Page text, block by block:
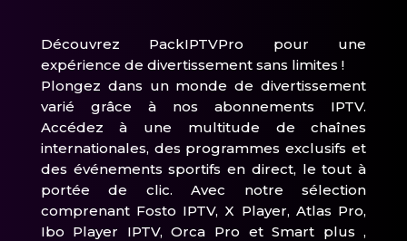
Découvrez PackIPTVPro pour une
expérience de divertissement sans limites !
Plongez dans un monde de divertissement
varié grâce à nos abonnements IPTV.
Accédez à une multitude de chaînes
internationales, des programmes exclusifs et
des événements sportifs en direct, le tout à
portée de clic. Avec notre sélection
comprenant Fosto IPTV, X Player, Atlas Pro,
Ibo Player IPTV, Orca Pro et Smart plus ,